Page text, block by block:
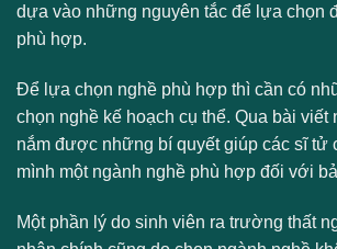
dựa vào những nguyên tắc để lựa chọn
phù hợp.
Để lựa chọn nghề phù hợp thì cần có
chọn nghề kế hoạch cụ thể. Qua bài viết
nắm được những bí quyết giúp các sĩ tử
mình một ngành nghề phù hợp đối với
Một phần lý do sinh viên ra trường thất